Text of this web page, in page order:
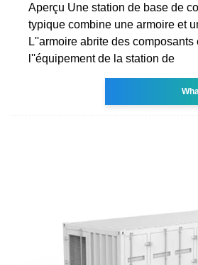
Aperçu Une station de base de
typique combine une armoire et
L''armoire abrite des
l''équipement de la station de